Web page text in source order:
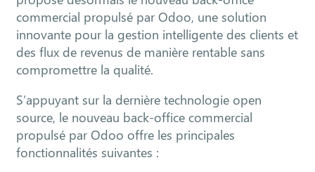
commercial propulsé par Odoo, une solution
innovante pour la gestion intelligente des clients et
des flux de revenus de manière rentable sans
compromettre la qualité.
S’appuyant sur la dernière technologie open
source, le nouveau back-office commercial
propulsé par Odoo offre les principales
fonctionnalités suivantes :